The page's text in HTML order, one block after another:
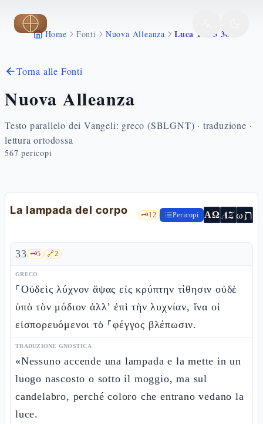
Vai al contenuto principale
Home Fonti Nuova Alleanza Luca 11 33 36
Torna alle Fonti
Nuova Alleanza
Testo parallelo dei Vangeli: greco (SBLGNT) · traduzione ·
lettura ortodossa
567 pericopi
La lampada del corpo 🗝️12 Pericopi ΑΩ AZωת
33 🗝️5 🔗2
GRECO
⸀Οὐδεὶς λύχνον ἅψας εἰς κρύπτην τίθησιν οὐδὲ
ὑπὸ τὸν μόδιον ἀλλ’ ἐπὶ τὴν λυχνίαν, ἵνα οἱ
εἰσπορευόμενοι τὸ ⸀φέγγος βλέπωσιν.
TRADUZIONE GNOSTICA
«Nessuno accende una lampada e la mette in un
luogo nascosto o sotto il moggio, ma sul
candelabro, perché coloro che entrano vedano la
luce.